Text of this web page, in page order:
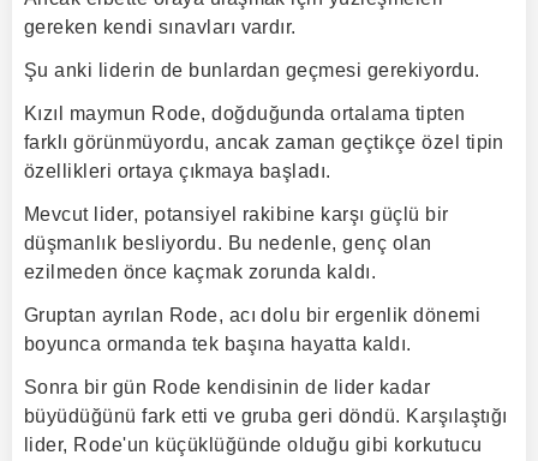
gereken kendi sınavları vardır.
Şu anki liderin de bunlardan geçmesi gerekiyordu.
Kızıl maymun Rode, doğduğunda ortalama tipten
farklı görünmüyordu, ancak zaman geçtikçe özel tipin
özellikleri ortaya çıkmaya başladı.
Mevcut lider, potansiyel rakibine karşı güçlü bir
düşmanlık besliyordu. Bu nedenle, genç olan
ezilmeden önce kaçmak zorunda kaldı.
Gruptan ayrılan Rode, acı dolu bir ergenlik dönemi
boyunca ormanda tek başına hayatta kaldı.
Sonra bir gün Rode kendisinin de lider kadar
büyüdüğünü fark etti ve gruba geri döndü. Karşılaştığı
lider, Rode'un küçüklüğünde olduğu gibi korkutucu